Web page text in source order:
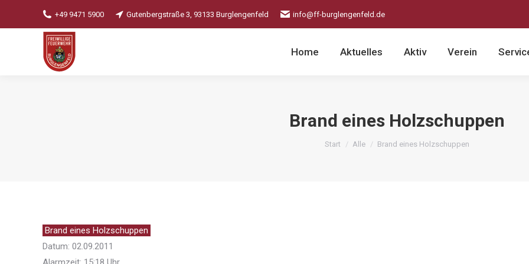
+49 9471 5900 Gutenbergstraße 3, 93133 Burglengenfeld info@ff-burglengenfeld.de
Home Aktuelles Aktiv Verein
Brand eines Holzschuppen
Sie befinden sich hier:
Start Alle Brand eines Holzschuppen
Brand eines Holzschuppen
Datum: 02.09.2011